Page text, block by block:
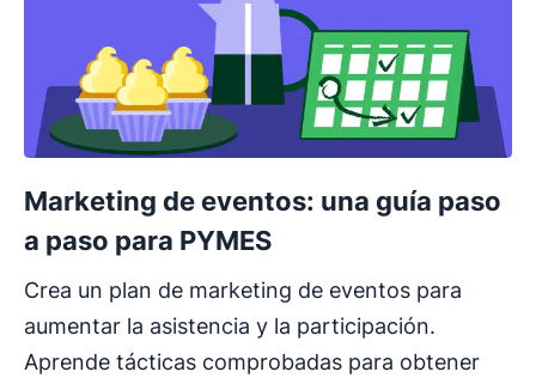
Marketing de eventos: una guía paso
a paso para PYMES
Crea un plan de marketing de eventos para
aumentar la asistencia y la participación.
Aprende tácticas comprobadas para obtener